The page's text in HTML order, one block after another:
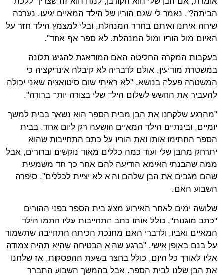
הביתה?'. נאמר לי שגם הוריו של הילד המאיים יגיעו. נערכה
שיחה איתנו ואיתם בחדר המנהלת, ובלי למצמץ הילד חזר על
האיום מול הוריו ומול המנהלת. לא ספר אף אחד".
בעקבות המקרה החליטה האם המודאגת להגיש תלונה
במשטרת מודיעין, אולם לדבריה לא קיבלה אינדיקציה כי
המשטרה פעלה בנושא. "לא ראיתי שום סיטואציה שאני יכולה
להעביר את החשש לשלום הילד שלי בצורה יותר ברורה".
"מהרגע שלקחנו את הבן מבית הספר הוא נשאר בבית למשך
יומיים, ובינתיים הילד המאיים הושעה רק ליום אחד. בבית
הספר החתימו אותו ואת הוריו על כתב התחייבות שהוא
יתרחק מהבן שלי ועוד כמה כללים מאוד נוקשים וברורים, אבל
ממה שהבנתי האימא הודיעה להם אחר כך חד-משמעית
שהם מגבים את הבן שלהם והוא לא יציית לכללים", סיפרה
השבוע האם.
שלושה ימים לאחר האירוע מציג בית הספר בפני ההורים
"כתב מוגנות", כולל אותו כתב התחייבות עליו חתמו הילד
המאיים ואביו, ולדברי האם מחנכת הכיתה התחייבה שתשמור
על בנם באופן אישי. "ברגע שהיא הבטיחה שהיא תהיה צמודה
אליו לאורך כל היום, כולל בחצר בשעת ההפסקות, אז שלחנו
את הבן שלנו לבית הספר. אבל בהמשך השבוע התברר